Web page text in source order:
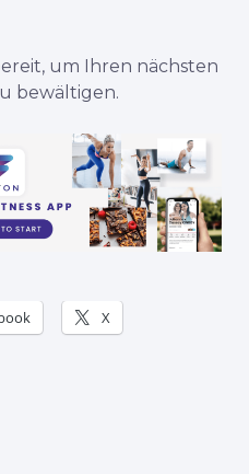
um Ihren nächsten
bewältigen.
X